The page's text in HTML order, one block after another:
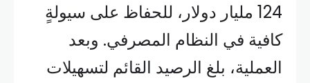
124 مليار دولار، للحفاظ على سيولةٍ
كافية في النظام المصرفي. وبعد
العملية، بلغ الرصيد القائم لتسهيلات